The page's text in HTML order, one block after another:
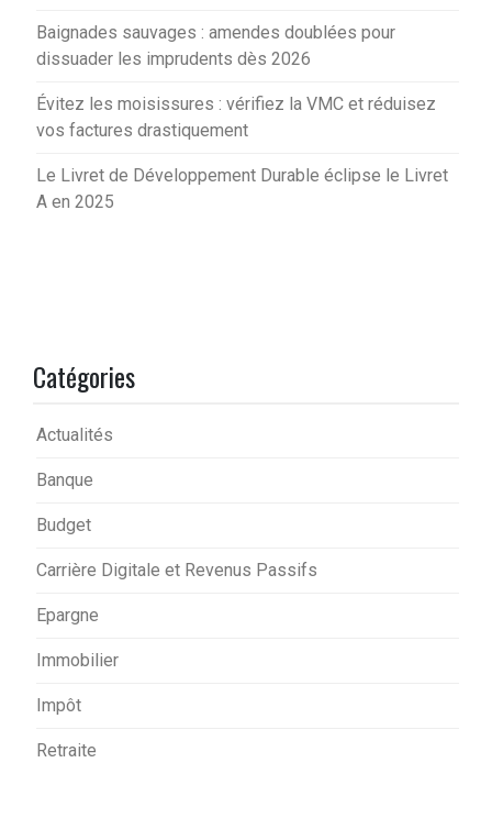
Baignades sauvages : amendes doublées pour
dissuader les imprudents dès 2026
Évitez les moisissures : vérifiez la VMC et réduisez
vos factures drastiquement
Le Livret de Développement Durable éclipse le Livret
A en 2025
Catégories
Actualités
Banque
Budget
Carrière Digitale et Revenus Passifs
Epargne
Immobilier
Impôt
Retraite